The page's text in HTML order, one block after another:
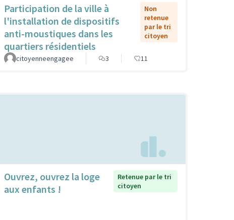
Participation de la ville à
l'installation de dispositifs
anti-moustiques dans les
quartiers résidentiels
Non
retenue
par le tri
citoyen
citoyenneengagee 3 11
Ouvrez, ouvrez la loge
aux enfants !
Retenue par le tri
citoyen